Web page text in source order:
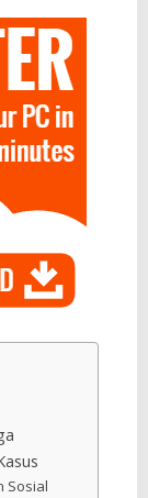
Sosial